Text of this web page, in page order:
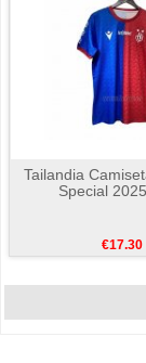
Tailandia
Special
€17.30